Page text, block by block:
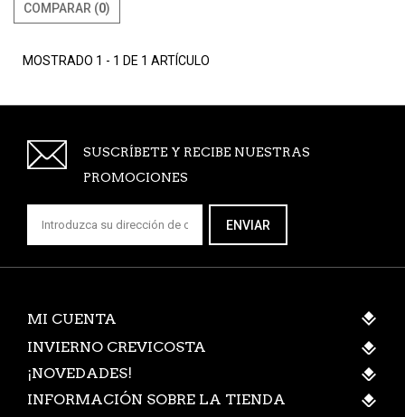
COMPARAR (0)
MOSTRADO 1 - 1 DE 1 ARTÍCULO
SUSCRÍBETE Y RECIBE NUESTRAS
PROMOCIONES
ENVIAR
MI CUENTA
INVIERNO CREVICOSTA
¡NOVEDADES!
INFORMACIÓN SOBRE LA TIENDA